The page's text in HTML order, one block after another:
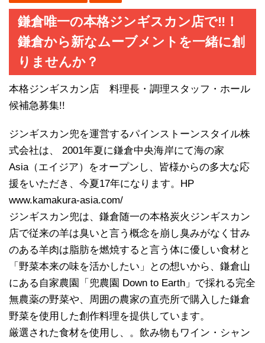
鎌倉唯一の本格ジンギスカン店で‼︎！
鎌倉から新なムーブメントを一緒に創
りませんか？
本格ジンギスカン店 料理長・調理スタッフ・ホール
候補急募集!!
ジンギスカン兜を運営するパインストーンスタイル株
式会社は、 2001年夏に鎌倉中央海岸にて海の家
Asia（エイジア）をオープンし、皆様からの多大な応
援をいただき、今夏17年になります。HP
www.kamakura-asia.com/
ジンギスカン兜は、鎌倉随一の本格炭火ジンギスカン
店で従来の羊は臭いと言う概念を崩し臭みがなく甘み
のある羊肉は脂肪を燃焼すると言う体に優しい食材と
「野菜本来の味を活かしたい」との想いから、鎌倉山
にある自家農園「兜農園 Down to Earth」で採れる完全
無農薬の野菜や、周囲の農家の直売所で購入した鎌倉
野菜を使用した創作料理を提供しています。
厳選された食材を使用し、。飲み物もワイン・シャン